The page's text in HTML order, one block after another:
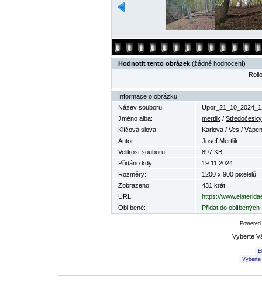
Hodnotit tento obrázek (žádné hodnocení)
Informace o obrázku
Název souboru:
Jméno alba:
mertlik /
Klíčová slova:
Karlova / Ves /
Autor:
Josef Mertlik
Velikost souboru:
897 KB
Přidáno kdy:
19.11.2024
Rozměry:
1200 x 900 pixelelů
Zobrazeno:
431 krát
URL:
https://
Oblíbené:
Přidat do oblíbených
Vyberte